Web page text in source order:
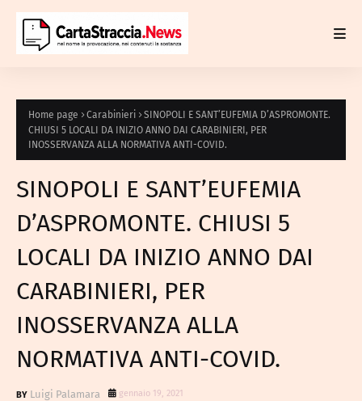
Home page Carabinieri
SINOPOLI E SANT’EUFEMIA D’ASPROMONTE.
CHIUSI 5 LOCALI DA INIZIO ANNO DAI CARABINIERI, PER
INOSSERVANZA ALLA NORMATIVA ANTI-COVID.
SINOPOLI E SANT’EUFEMIA
D’ASPROMONTE. CHIUSI 5
LOCALI DA INIZIO ANNO DAI
CARABINIERI, PER
INOSSERVANZA ALLA
NORMATIVA ANTI-COVID.
Luigi Palamara gennaio 19, 2021